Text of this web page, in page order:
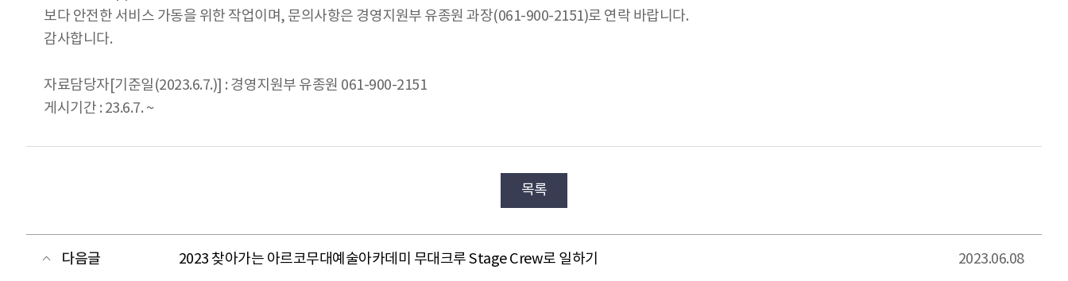
보다 안전한 서비스 가동을 위한 작업이며, 문의사항은 경영지원부 유종원 과장(061-900-2151)로 연락 바랍니다.
감사합니다.
자료담당자[기준일(2023.6.7.)] : 경영지원부 유종원 061-900-2151
게시기간 : 23.6.7. ~
목록
다음글 2023 찾아가는 아르코무대예술아카데미 무대크루 Stage Crew로 일하기 2023.06.08